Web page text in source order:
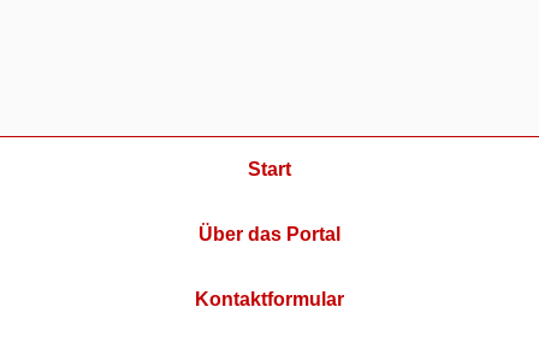
Start
Über das Portal
Kontaktformular